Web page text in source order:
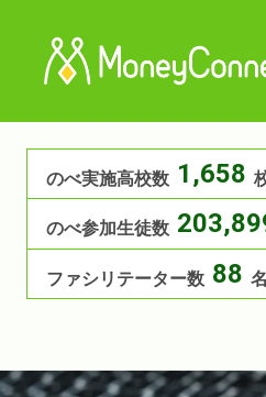
のべ実施高校数 1,658
のべ参加生徒数
ファシリテーター数 88 名